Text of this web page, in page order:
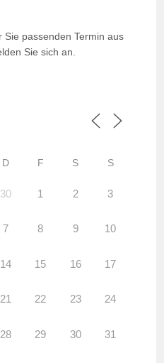
Sie passenden Termin aus
Sie sich an.
D F S S
30 1 2 3
7 8 9 10
14 15 16 17
21 22 23 24
28 29 30 31